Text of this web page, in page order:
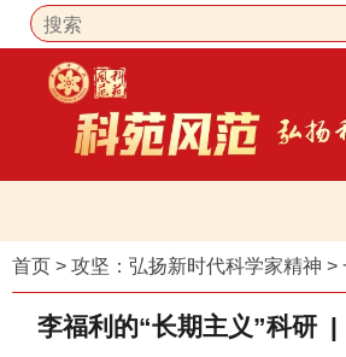
首页 > 攻坚：弘扬新时代科学家精神 >
李福利的“长期主义”科研